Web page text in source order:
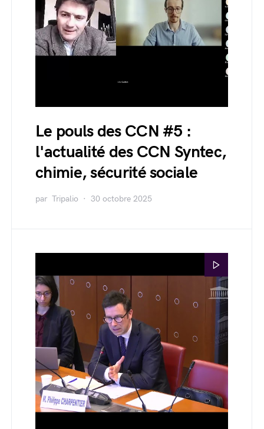
Le pouls des CCN #5 :
l'actualité des CCN Syntec,
chimie, sécurité sociale
par Tripalio 30 octobre 2025